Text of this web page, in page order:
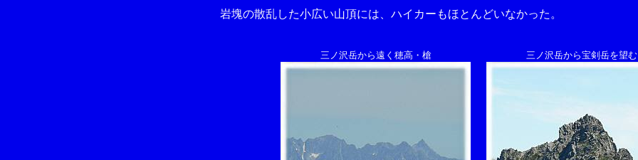
岩塊の散乱した小広い山頂には、ハイカーもほとんどいなかった。
三ノ沢岳から遠く穂高・槍 三ノ沢岳から宝剣岳を望む